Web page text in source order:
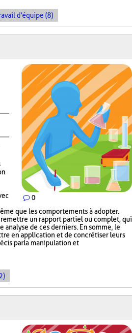
d'équipe (8)
0
que les comportements à adopter.
un rapport partiel ou complet, qui
de ces derniers. En somme, le
en application et de concrétiser leurs
par la manipulation et